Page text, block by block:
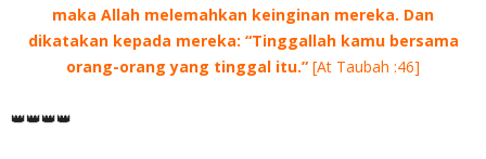
maka Allah melemahkan keinginan mereka. Dan
dikatakan kepada mereka: “Tinggallah kamu bersama
orang-orang yang tinggal itu.” [At Taubah :46]
👑👑👑👑